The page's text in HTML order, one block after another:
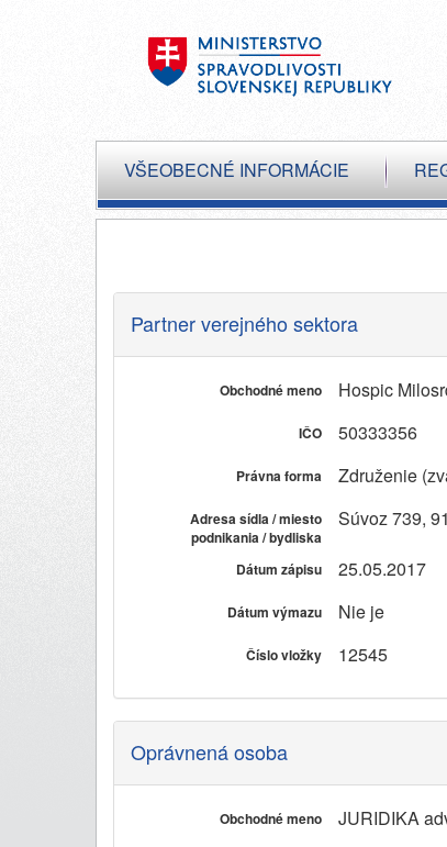
VŠEOBECNÉ INFORMÁCIE
Partner verejného sektora
Obchodné meno Hospic
IČO 50333356
Právna forma Združenie
Adresa sídla / miesto
podnikania / bydliska
Súvoz 739,
Dátum zápisu 25.05.2017
Dátum výmazu Nie je
Číslo vložky 12545
Oprávnená osoba
Obchodné meno JURIDIKA